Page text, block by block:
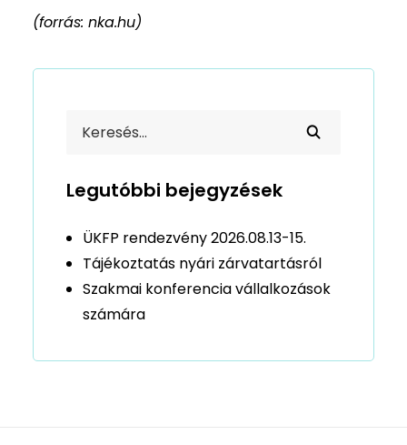
(forrás: nka.hu)
Legutóbbi bejegyzések
ÜKFP rendezvény 2026.08.13-15.
Tájékoztatás nyári zárvatartásról
Szakmai konferencia vállalkozások
számára